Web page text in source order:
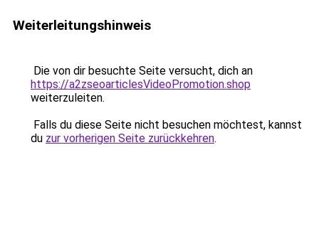
Weiterleitungshinweis
Die von dir besuchte Seite versucht, dich an
https://a2zseoarticlesVideoPromotion.shop
weiterzuleiten.
Falls du diese Seite nicht besuchen möchtest, kannst
du zur vorherigen Seite zurückkehren.